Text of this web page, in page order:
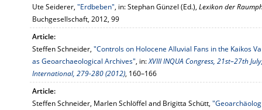
Ute Seiderer, "Erdbeben", in: Stephan Günzel (Ed.), Lexikon der
Buchgesellschaft, 2012, 99
Article:
Steffen Schneider, "Controls on Holocene Alluvial Fans in the Kaikos
as Geoarchaeological Archives", in:XVIII INQUA Congress, 21st–27th
International, 279-280 (2012), 160–166
Article:
Steffen Schneider, Marlen Schlöffel and Brigitta Schütt,